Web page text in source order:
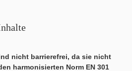
nicht barrierefrei, da sie nicht
harmonisierten Norm EN 301